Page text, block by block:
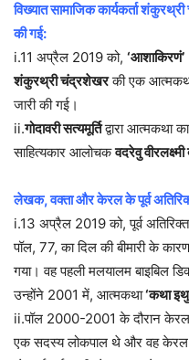
विख्यात सामाजिक कार्यकर्ता
की गई:
i.11 अप्रैल 2019 को, ‘आशाकिरणं’
शंकुरथ्री चंद्रशेखरकी एक आत्मकथा,
जारी की गई।
ii.गोदावरी सत्यमूर्तिद्वारा आत्मकथा
साहित्यकार आलोचकवदरेवु वीरलक्ष्मी
लेखक, वक्ता और केरल के पूर्व
i.13 अप्रैल 2019 को, पूर्व
पॉल, 77, का दिल की बीमारी के
गया। वह पहली मलयालम बाइबिल
उन्होंने 2001 में, आत्मकथा‘कथा
ii.पॉल 2000-2001 के दौरान केरल
एक सदस्य लोकपाल थे और वह केरल